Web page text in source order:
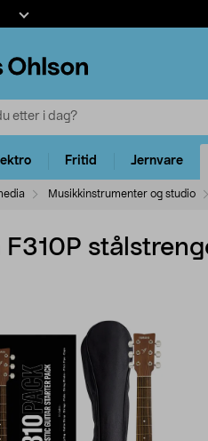
Fritid Jernvare
Musikkinstrumenter og studio
F310P